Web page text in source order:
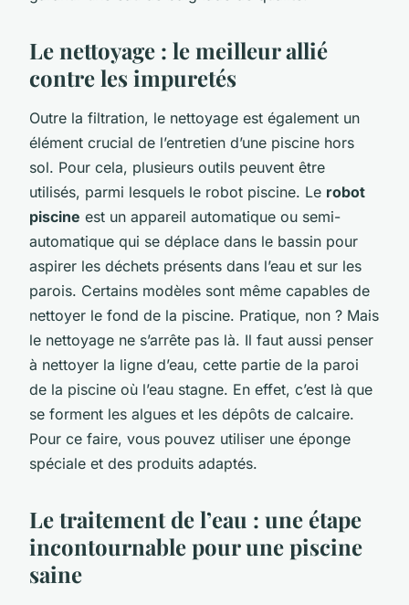
Le nettoyage : le meilleur allié
contre les impuretés
Outre la filtration, le nettoyage est également un
élément crucial de l’entretien d’une piscine hors
sol. Pour cela, plusieurs outils peuvent être
utilisés, parmi lesquels le robot piscine. Le robot
piscine est un appareil automatique ou semi-
automatique qui se déplace dans le bassin pour
aspirer les déchets présents dans l’eau et sur les
parois. Certains modèles sont même capables de
nettoyer le fond de la piscine. Pratique, non ? Mais
le nettoyage ne s’arrête pas là. Il faut aussi penser
à nettoyer la ligne d’eau, cette partie de la paroi
de la piscine où l’eau stagne. En effet, c’est là que
se forment les algues et les dépôts de calcaire.
Pour ce faire, vous pouvez utiliser une éponge
spéciale et des produits adaptés.
Le traitement de l’eau : une étape
incontournable pour une piscine
saine